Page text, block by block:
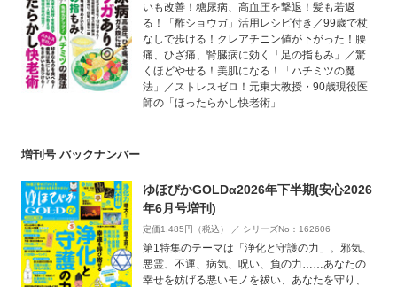
いも改善！糖尿病、高血圧を撃退！髪も若返
る！「酢ショウガ」活用レシピ付き／99歳で杖
なしで歩ける！クレアチニン値が下がった！腰
痛、ひざ痛、腎臓病に効く「足の指もみ」／驚
くほどやせる！美肌になる！「ハチミツの魔
法」／ストレスゼロ！元東大教授・90歳現役医
師の「ほったらかし快老術」
増刊号 バックナンバー
ゆほびかGOLDα2026年下半期(安心2026
年6月号増刊)
定価1,485円（税込） ／ シリーズNo：162606
第1特集のテーマは「浄化と守護の力」。邪気、
悪霊、不運、病気、呪い、負の力……あなたの
幸せを妨げる悪いモノを祓い、あなたを守り、